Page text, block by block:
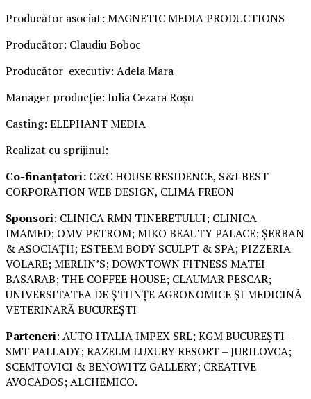
Producător asociat: MAGNETIC MEDIA PRODUCTIONS
Producător: Claudiu Boboc
Producător executiv: Adela Mara
Manager producție: Iulia Cezara Roșu
Casting: ELEPHANT MEDIA
Realizat cu sprijinul:
Co-finanțatori: C&C HOUSE RESIDENCE, S&I BEST
CORPORATION WEB DESIGN, CLIMA FREON
Sponsori: CLINICA RMN TINERETULUI; CLINICA
IMAMED; OMV PETROM; MIKO BEAUTY PALACE; ȘERBAN
& ASOCIAȚII; ESTEEM BODY SCULPT & SPA; PIZZERIA
VOLARE; MERLIN’S; DOWNTOWN FITNESS MATEI
BASARAB; THE COFFEE HOUSE; CLAUMAR PESCAR;
UNIVERSITATEA DE ȘTIINȚE AGRONOMICE ȘI MEDICINĂ
VETERINARĂ BUCUREȘTI
Parteneri: AUTO ITALIA IMPEX SRL; KGM BUCUREȘTI –
SMT PALLADY; RAZELM LUXURY RESORT – JURILOVCA;
SCEMTOVICI & BENOWITZ GALLERY; CREATIVE
AVOCADOS; ALCHEMICO.